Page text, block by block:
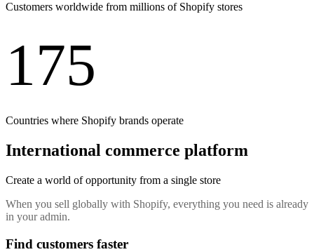
Customers worldwide from millions of Shopify stores
175
Countries where Shopify brands operate
International commerce platform
Create a world of opportunity from a single store
When you sell globally with Shopify, everything you need is already
in your admin.
Find customers faster